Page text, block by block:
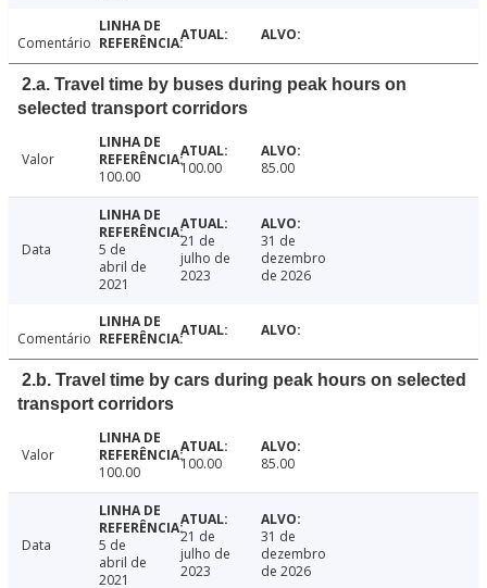
Comentário
2.a. Travel time by buses during peak hours on
selected transport corridors
Valor
100.00
100.00 85.00
Data
5 de
abril de
2021
21 de
julho de
2023
31 de
dezembro
de 2026
Comentário
2.b. Travel time by cars during peak hours on selected
transport corridors
Valor
100.00
100.00 85.00
Data
5 de
abril de
2021
21 de
julho de
2023
31 de
dezembro
de 2026